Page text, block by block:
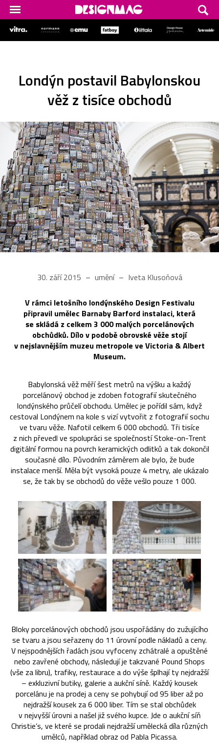
Londýn postavil Babylonskou
věž z tisíce obchodů
30. září 2015 umění Iveta Klusoňová
V rámci letošního londýnského Design Festivalu
připravil umělec Barnaby Barford instalaci, která
se skládá z celkem 3 000 malých porcelánových
obchůdků. Dílo v podobě obrovské věže stojí
v nejslavnějším muzeu metropole ve Victoria & Albert
Museum.
Babylonská věž měří šest metrů na výšku a každý
porcelánový obchod je zdoben fotografií skutečného
londýnského průčelí obchodu. Umělec je pořídil sám, když
cestoval Londýnem na kole s vizí vytvořit z fotografií sochu
ve tvaru věže. Nafotil celkem 6 000 obchodů. Tři tisíce
z nich převedl ve spolupráci se společností Stoke-on-Trent
digitální formou na povrch keramických odlitků a tak dokončil
současné dílo. Původním záměrem ale bylo, že bude
instalace menší. Měla být vysoká pouze 4 metry, ale ukázalo
se, že tak by se obchodů do věže vešlo pouze 1 000.
Bloky porcelánových obchodů jsou uspořádány do zužujícího
se tvaru a jsou seřazeny do 11 úrovní podle nákladů a ceny.
V nejspodnějších řadách jsou vyfoceny zchátralé a opuštěné
nebo zavřené obchody, následují je takzvané Pound Shops
(vše za libru), trafiky, restaurace a do výše šplhají ty nejdražší
– exkluzivní butiky, galerie a aukční síně. Každý kousek
porcelánu je na prodej a ceny se pohybují od 95 liber až po
nejdražší kousek za 6 000 liber. Tím se stal obchůdek
v nejvyšší úrovni a našel již svého kupce. Jde o aukční síň
Christie’s, ve které se prodali nejdražší umělecká díla různých
umělců, například obraz od Pabla Picassa.